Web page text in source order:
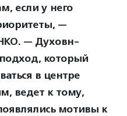
если у него
—
— Духовн-
который
в центре
ведет к тому,
мотивы к